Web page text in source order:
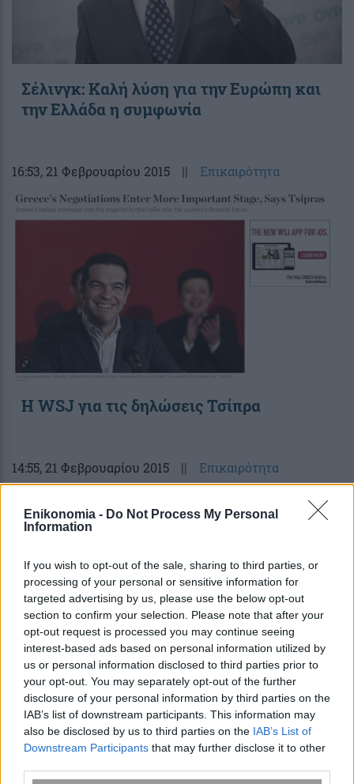
Enikonomia - Do Not Process My Personal
Information
If you wish to opt-out of the sale, sharing to third parties, or
processing of your personal or sensitive information for
targeted advertising by us, please use the below opt-out
section to confirm your selection. Please note that after your
opt-out request is processed you may continue seeing
interest-based ads based on personal information utilized by
us or personal information disclosed to third parties prior to
your opt-out. You may separately opt-out of the further
disclosure of your personal information by third parties on the
IAB’s list of downstream participants. This information may
also be disclosed by us to third parties on the IAB’s List of
Downstream Participants that may further disclose it to other
Σέλινγκ: Καλή λύση για την Ευρώπη και
την Ελλάδα η συμφωνία
16:53, 21 Φεβρουαρίου 2015 || Επικαιρότητα
Η WSJ για τις δηλώσεις Τσίπρα
14:55, 21 Φεβρουαρίου 2015 || Επικαιρότητα
Bloomberg: Προσωρινή συμφωνία
διάσωσης για την Ελλάδα ενόψει της
αξιολόγησης